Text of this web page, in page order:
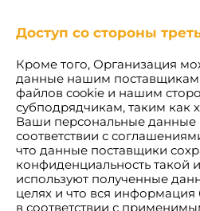
Доступ со стороны
Кроме того, Организация
данные нашим поставщикам
файлов cookie и нашим
субподрядчикам, таким как
Ваши персональные данные
соответствии с
что данные поставщики
конфиденциальность такой
используют полученные
целях и что вся информация
в соответствии с